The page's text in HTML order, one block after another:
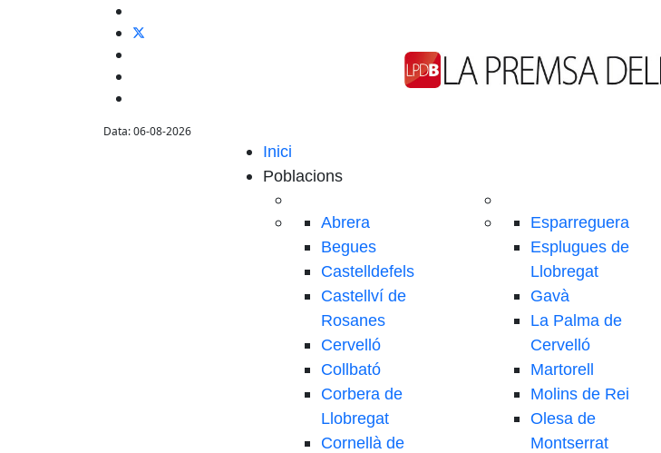
Data: 06-08-2026
Inici
Poblacions
Abrera
Begues
Castelldefels
Castellví de
Rosanes
Cervelló
Collbató
Corbera de
Llobregat
Cornellà de
Esparreguera
Esplugues de
Llobregat
Gavà
La Palma de
Cervelló
Martorell
Molins de Rei
Olesa de
Montserrat